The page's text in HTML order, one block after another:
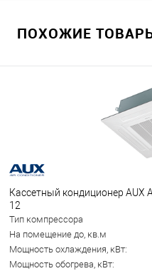
ПОХОЖИЕ
Кассетный кондиционер AUX
12
Тип компрессора
На помещение до, кв.м
Мощность охлаждения, кВт:
Мощность обогрева, кВт: